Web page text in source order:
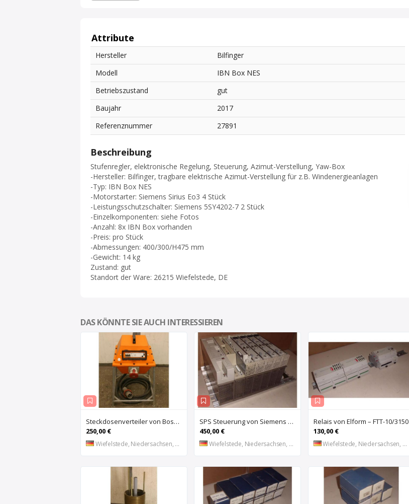
Attribute
Hersteller
Bilfinger
Modell
IBN Box NES
Betriebszustand
gut
Baujahr
2017
Referenznummer
27891
Beschreibung
Stufenregler, elektronische Regelung, Steuerung, Azimut-Verstellung, Yaw-Box
-Hersteller: Bilfinger, tragbare elektrische Azimut-Verstellung für z.B. Windenergieanlagen
-Typ: IBN Box NES
-Motorstarter: Siemens Sirius Eo3 4 Stück
-Leistungsschutzschalter: Siemens 5SY4202-7 2 Stück
-Einzelkomponenten: siehe Fotos
-Anzahl: 8x IBN Box vorhanden
-Preis: pro Stück
-Abmessungen: 400/300/H475 mm
-Gewicht: 14 kg
Zustand: gut
Standort der Ware: 26215 Wiefelstede, DE
DAS KÖNNTE SIE AUCH INTERESSIEREN
Steckdosenverteiler von Bosecker – EV-2501-Z
250,00 €
Wiefelstede, Niedersachsen, DE
SPS Steuerung von Siemens Phonix – S5 6ES5 491-0LB11
450,00 €
Wiefelstede, Niedersachsen, DE
Relais von Elform – FTT-10/3150
130,00 €
Wiefelstede, Niedersachsen, DE